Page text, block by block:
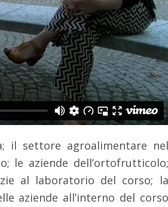
il settore agroalimentare nel
le aziende dell’ortofrutticolo;
al laboratorio del corso; la
aziende all’interno del corso